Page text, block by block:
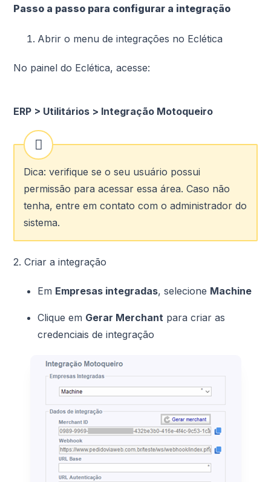
Passo a passo para configurar a integração
Abrir o menu de integrações no Eclética
No painel do Eclética, acesse:
ERP > Utilitários > Integração Motoqueiro
Dica: verifique se o seu usuário possui
permissão para acessar essa área. Caso não
tenha, entre em contato com o administrador do
sistema.
2. Criar a integração
Em Empresas integradas, selecione Machine
Clique em Gerar Merchant para criar as
credenciais de integração